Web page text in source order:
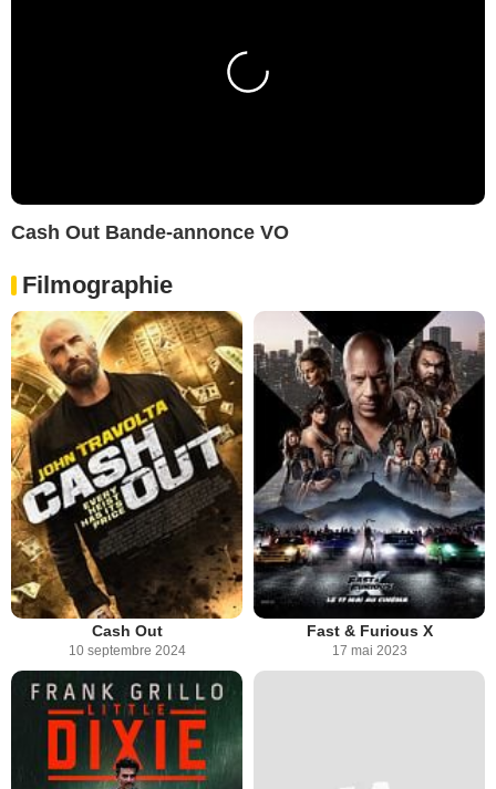
Cash Out Bande-annonce VO
Filmographie
Cash Out
10 septembre 2024
Fast & Furious X
17 mai 2023